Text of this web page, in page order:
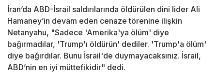
İran’da ABD-İsrail saldırılarında öldürülen dini lider Ali
Hamaney’in devam eden cenaze törenine ilişkin
Netanyahu, "Sadece 'Amerika'ya ölüm' diye
bağırmadılar, 'Trump'ı öldürün' dediler. 'Trump'a ölüm'
diye bağırdılar. Bunu İsrail'de duymayacaksınız. İsrail,
ABD’nin en iyi müttefikidir" dedi.